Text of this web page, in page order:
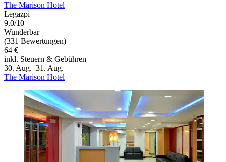
The Marison Hotel
Legazpi
9,0/10
Wunderbar
(331 Bewertungen)
64 €
inkl. Steuern & Gebühren
30. Aug.–31. Aug.
The Marison Hotel